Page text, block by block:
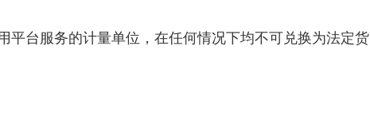
平台服务的计量单位，在任何情况下均不可兑换为法定货